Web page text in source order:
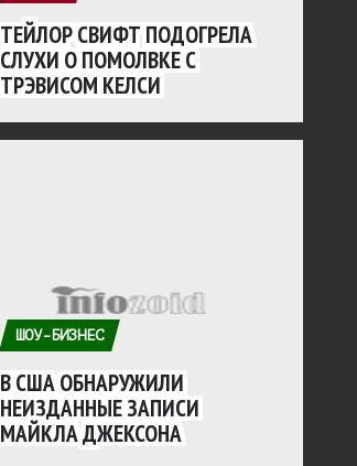
ТЕЙЛОР СВИФТ ПОДОГРЕЛА
СЛУХИ О ПОМОЛВКЕ С
ТРЭВИСОМ КЕЛСИ
ШОУ-БИЗНЕС
В США ОБНАРУЖИЛИ
НЕИЗДАННЫЕ ЗАПИСИ
МАЙКЛА ДЖЕКСОНА